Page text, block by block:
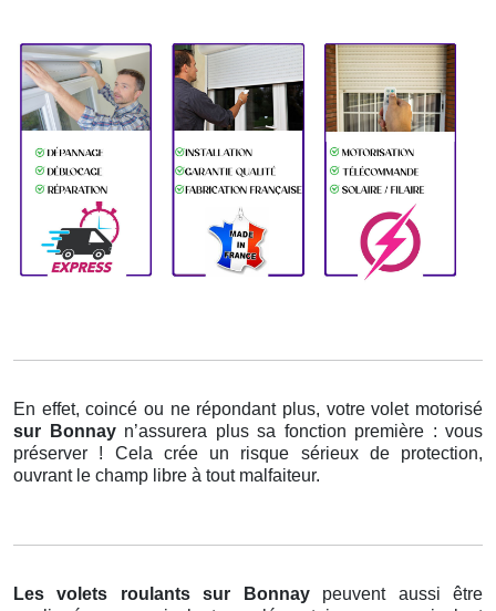
En effet, coincé ou ne répondant plus, votre volet motorisé
sur Bonnay n’assurera plus sa fonction première : vous
préserver ! Cela crée un risque sérieux de protection,
ouvrant le champ libre à tout malfaiteur.
Les volets roulants sur Bonnay peuvent aussi être